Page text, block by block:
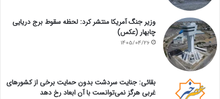
وزیر جنگ آمریکا منتشر کرد: لحظه سقوط برج دریایی
چابهار (عکس)
1405/04/26
بقائی: جنایت سردشت بدون حمایت برخی از کشورهای
غربی هرگز نمی‌توانست با آن ابعاد رخ دهد